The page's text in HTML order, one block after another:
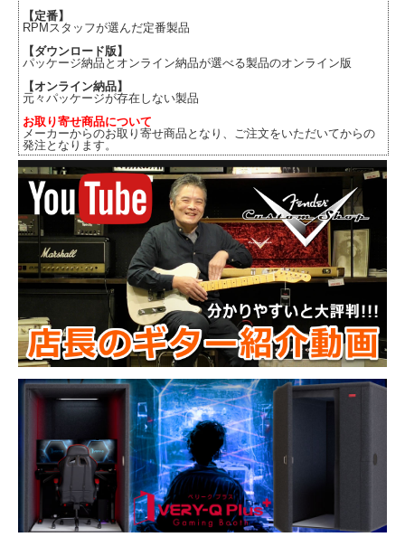
【定番】
RPMスタッフが選んだ定番製品
【ダウンロード版】
パッケージ納品とオンライン納品が選べる製品のオンライン版
【オンライン納品】
元々パッケージが存在しない製品
お取り寄せ商品について
メーカーからのお取り寄せ商品となり、ご注文をいただいてからの
発注となります。